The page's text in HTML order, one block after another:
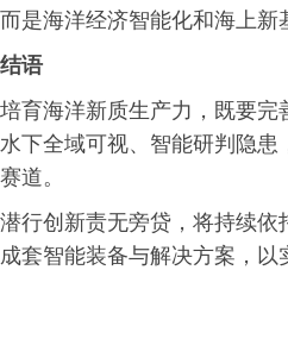
而是海洋经济智能化和海上
结语
培育海洋新质生产力，既要
水下全域可视、智能研判隐
赛道。
潜行创新责无旁贷，将持续
成套智能装备与解决方案，